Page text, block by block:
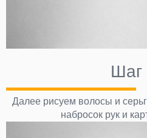
Шаг
Далее рисуем волосы и
набросок рук и